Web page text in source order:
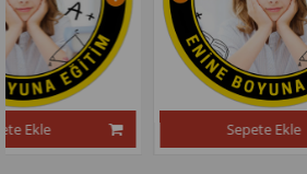
Sepete Ekle